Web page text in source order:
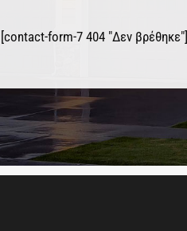
[contact-form-7 404 "Δεν βρέθηκε"]